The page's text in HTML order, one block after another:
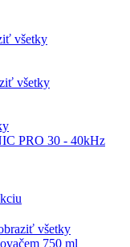
všetky
všetky
všetky